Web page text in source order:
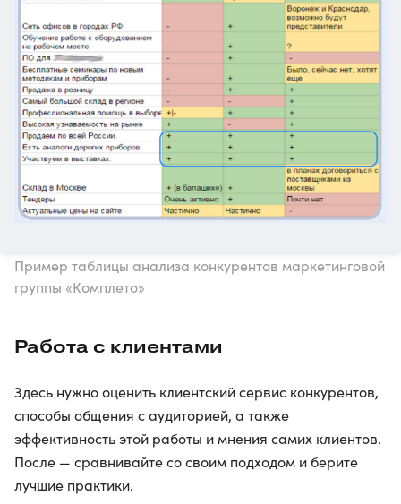
Пример таблицы анализа конкурентов маркетинговой
группы «Комплето»
Работа с клиентами
Здесь нужно оценить клиентский сервис конкурентов,
способы общения с аудиторией, а также
эффективность этой работы и мнения самих клиентов.
После — сравнивайте со своим подходом и берите
лучшие практики.